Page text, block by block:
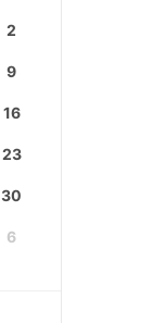
2
9
16
23
30
6